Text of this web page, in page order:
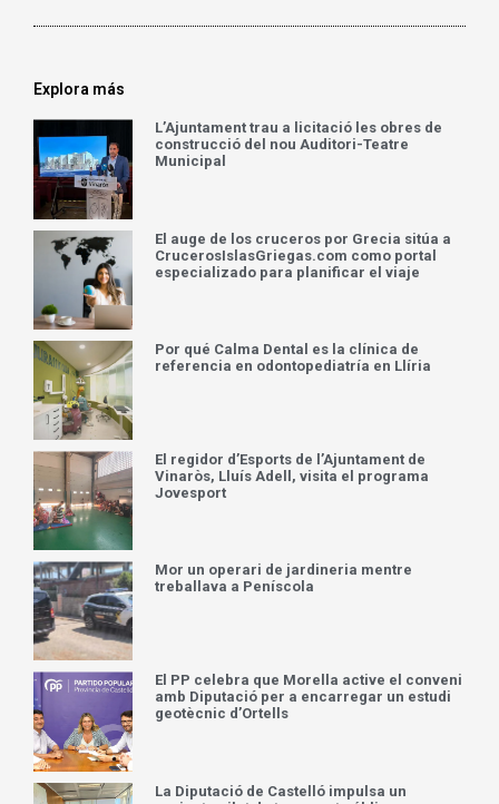
Explora más
L’Ajuntament trau a licitació les obres de
construcció del nou Auditori-Teatre
Municipal
El auge de los cruceros por Grecia sitúa a
CrucerosIslasGriegas.com como portal
especializado para planificar el viaje
Por qué Calma Dental es la clínica de
referencia en odontopediatría en Llíria
El regidor d’Esports de l’Ajuntament de
Vinaròs, Lluís Adell, visita el programa
Jovesport
Mor un operari de jardineria mentre
treballava a Peníscola
El PP celebra que Morella active el conveni
amb Diputació per a encarregar un estudi
geotècnic d’Ortells
La Diputació de Castelló impulsa un